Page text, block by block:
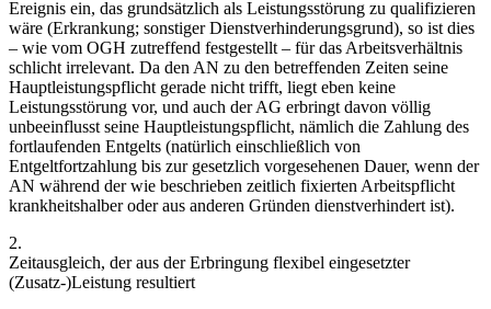
Ereignis ein, das grundsätzlich als Leistungsstörung zu qualifizieren
wäre (Erkrankung; sonstiger Dienstverhinderungsgrund), so ist dies
– wie vom OGH zutreffend festgestellt – für das Arbeitsverhältnis
schlicht irrelevant. Da den AN zu den betreffenden Zeiten seine
Hauptleistungspflicht gerade nicht trifft, liegt eben keine
Leistungsstörung vor, und auch der AG erbringt davon völlig
unbeeinflusst seine Hauptleistungspflicht, nämlich die Zahlung des
fortlaufenden Entgelts (natürlich einschließlich von
Entgeltfortzahlung bis zur gesetzlich vorgesehenen Dauer, wenn der
AN während der wie beschrieben zeitlich fixierten Arbeitspflicht
krankheitshalber oder aus anderen Gründen dienstverhindert ist).
2.
Zeitausgleich, der aus der Erbringung flexibel eingesetzter
(Zusatz-)Leistung resultiert